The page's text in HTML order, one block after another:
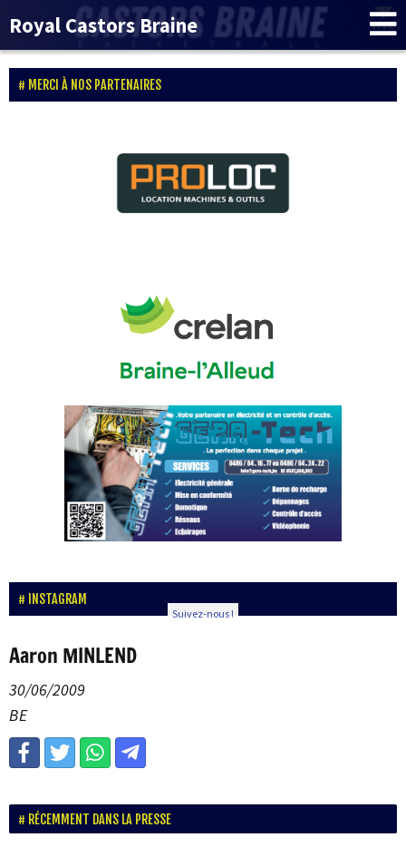
Royal Castors Braine
MERCI À NOS PARTENAIRES
INSTAGRAM
Suivez-nous !
Aaron MINLEND
30/06/2009
BE
RÉCEMMENT DANS LA PRESSE